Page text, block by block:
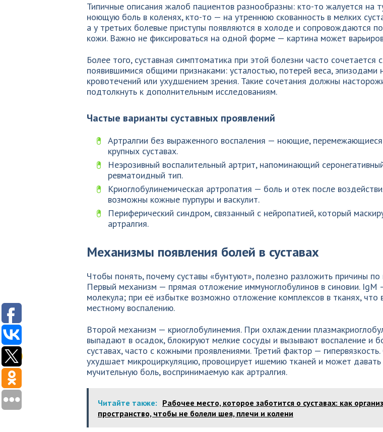
Типичные описания жалоб пациентов разнообразны: кто-то жалуется на
ноющую боль в коленях, кто-то — на утреннюю скованность в мелких
а у третьих болевые приступы появляются в холоде и сопровождаются
кожи. Важно не фиксироваться на одной форме — картина может
Более того, суставная симптоматика при этой болезни часто сочетается
появившимися общими признаками: усталостью, потерей веса, эпизодами
кровотечений или ухудшением зрения. Такие сочетания должны
подтолкнуть к дополнительным исследованиям.
Частые варианты суставных проявлений
Артралгии без выраженного воспаления — ноющие,
крупных суставах.
Неэрозивный воспалительный артрит, напоминающий
ревматоидный тип.
Криоглобулинемическая артропатия — боль и отек после
возможны кожные пурпуры и васкулит.
Периферический синдром, связанный с нейропатией, который
артралгия.
Механизмы появления болей в суставах
Чтобы понять, почему суставы «бунтуют», полезно разложить причины по
Первый механизм — прямая отложение иммуноглобулинов в синовии. IgM
молекула; при её избытке возможно отложение комплексов в тканях, что
местному воспалению.
Второй механизм — криоглобулинемия. При охлаждении
выпадают в осадок, блокируют мелкие сосуды и вызывают воспаление и
суставах, часто с кожными проявлениями. Третий фактор —
ухудшает микроциркуляцию, провоцирует ишемию тканей и может давать
мучительную боль, воспринимаемую как артралгия.
Читайте также: Рабочее место, которое заботится о суставах: как
пространство, чтобы не болели шея, плечи и колени